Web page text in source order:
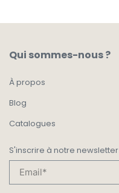
Qui sommes-nous ?
À propos
Blog
Catalogues
S'inscrire à notre newsletter